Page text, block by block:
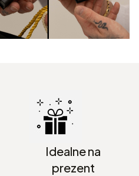
Idealne na
prezent